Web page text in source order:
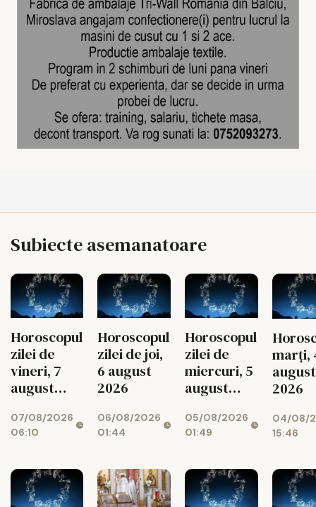
Subiecte asemanatoare
Horoscopul
zilei de
vineri, 7
august
07/08/2026
06:10
Horoscopul
zilei de joi,
6 august
2026
06/08/2026
01:44
Horoscopul
zilei de
miercuri, 5
august
05/08/2026
01:49
marți,
august
2026
04/08/
15:46